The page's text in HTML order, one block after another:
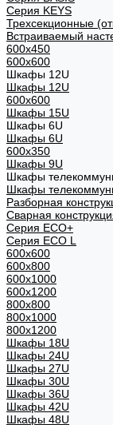
Cерия KEYS
Трехсекционные
Встраиваемый
600x450
600x600
Шкафы 12U
Шкафы 12U
600x600
Шкафы 15U
Шкафы 6U
Шкафы 6U
600x350
Шкафы 9U
Шкафы
Шкафы
Разборная
Сварная
Серия ECO+
Серия ECO L
600x600
600x800
600х1000
600х1200
800x800
800х1000
800х1200
Шкафы 18U
Шкафы 24U
Шкафы 27U
Шкафы 30U
Шкафы 36U
Шкафы 42U
Шкафы 48U